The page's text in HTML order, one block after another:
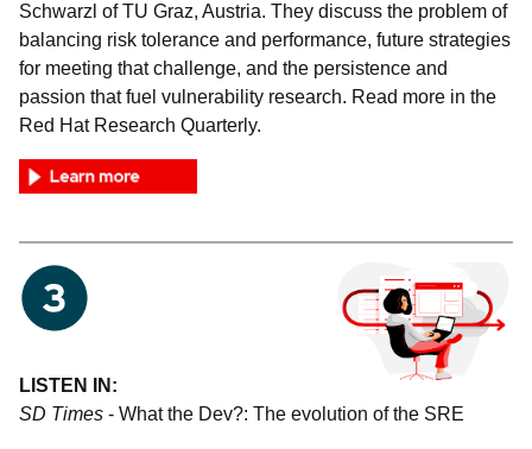
Schwarzl of TU Graz, Austria. They discuss the problem of
balancing risk tolerance and performance, future strategies
for meeting that challenge, and the persistence and
passion that fuel vulnerability research. Read more in the
Red Hat Research Quarterly.
LISTEN IN:
SD Times - What the Dev?: The evolution of the SRE